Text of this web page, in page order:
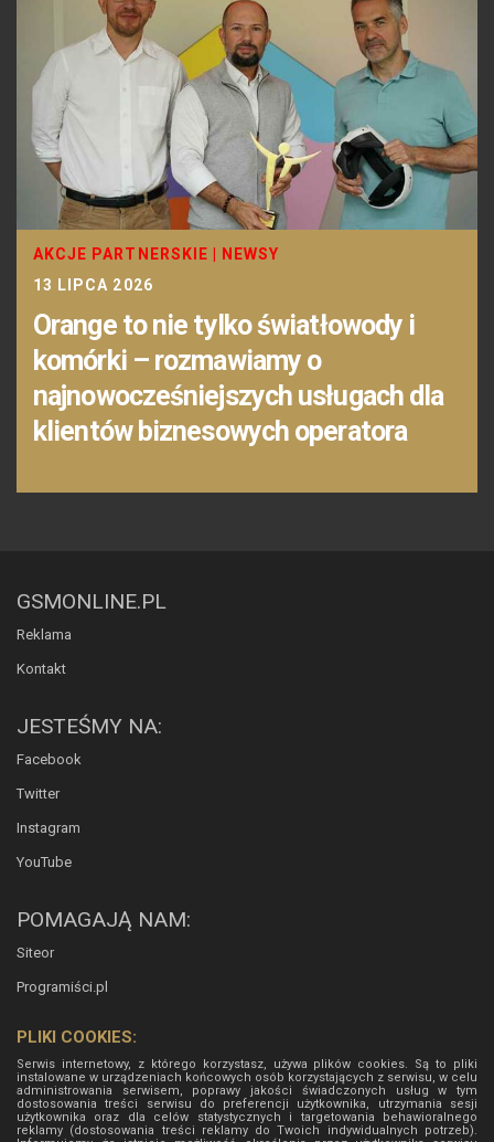
AKCJE PARTNERSKIE
NEWSY
13 LIPCA 2026
Orange to nie tylko światłowody i
komórki – rozmawiamy o
najnowocześniejszych usługach dla
klientów biznesowych operatora
GSMONLINE.PL
Reklama
Kontakt
JESTEŚMY NA:
Facebook
Twitter
Instagram
YouTube
POMAGAJĄ NAM:
Siteor
Programiści.pl
PLIKI COOKIES:
Serwis internetowy, z którego korzystasz, używa plików cookies. Są to pliki
instalowane w urządzeniach końcowych osób korzystających z serwisu, w celu
administrowania serwisem, poprawy jakości świadczonych usług w tym
dostosowania treści serwisu do preferencji użytkownika, utrzymania sesji
użytkownika oraz dla celów statystycznych i targetowania behawioralnego
reklamy (dostosowania treści reklamy do Twoich indywidualnych potrzeb).